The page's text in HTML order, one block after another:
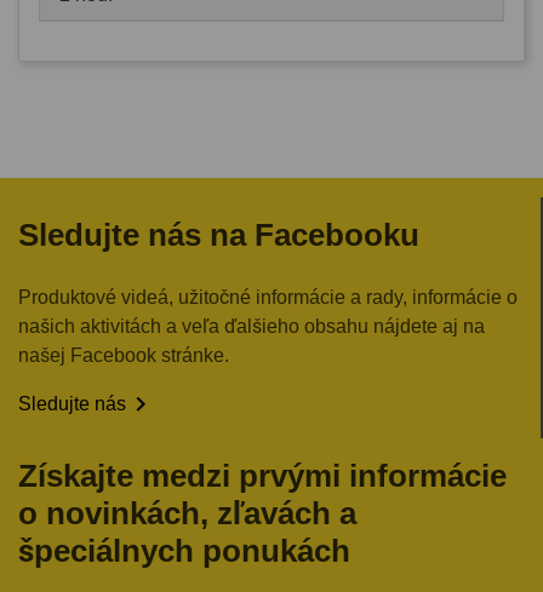
Sledujte nás na Facebooku
Produktové videá, užitočné informácie a rady, informácie o
našich aktivitách a veľa ďalšieho obsahu nájdete aj na
našej Facebook stránke.
Sledujte nás 
Získajte medzi prvými informácie
o novinkách, zľavách a
špeciálnych ponukách